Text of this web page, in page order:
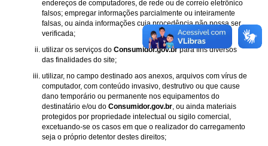
endereços de computadores, de rede ou de correio eletrônico
falsos; empregar informações parcialmente ou inteiramente
falsas, ou ainda informações cuja procedência não possa ser
verificada;
utilizar os serviços do Consumidor.gov.brpara fins diversos
das finalidades do site;
utilizar, no campo destinado aos anexos, arquivos com vírus de
computador, com conteúdo invasivo, destrutivo ou que cause
dano temporário ou permanente nos equipamentos do
destinatário e/ou do Consumidor.gov.br , ou ainda materiais
protegidos por propriedade intelectual ou sigilo comercial,
excetuando-se os casos em que o realizador do carregamento
seja o próprio detentor destes direitos;